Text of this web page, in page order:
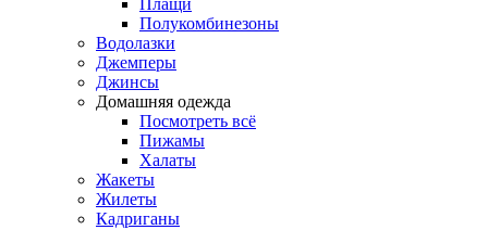
Полукомбинезоны
Водолазки
Джемперы
Джинсы
Домашняя одежда
Посмотреть всё
Пижамы
Халаты
Жакеты
Жилеты
Кадриганы